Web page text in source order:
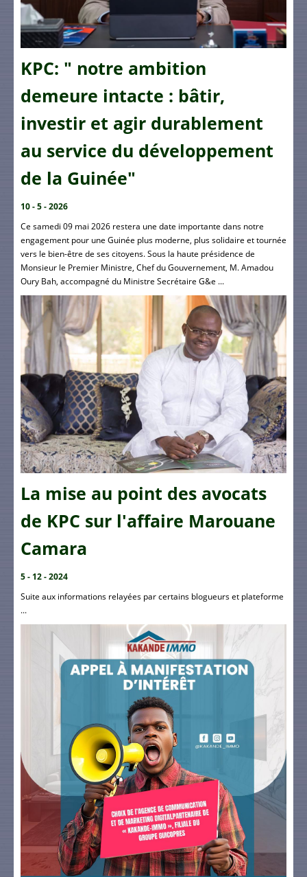
KPC: " notre ambition
demeure intacte : bâtir,
investir et agir durablement
au service du développement
de la Guinée"
10 - 5 - 2026
Ce samedi 09 mai 2026 restera une date importante dans notre
engagement pour une Guinée plus moderne, plus solidaire et tournée
vers le bien-être de ses citoyens. Sous la haute présidence de
Monsieur le Premier Ministre, Chef du Gouvernement, M. Amadou
Oury Bah, accompagné du Ministre Secrétaire G&e ...
La mise au point des avocats
de KPC sur l'affaire Marouane
Camara
5 - 12 - 2024
Suite aux informations relayées par certains blogueurs et plateforme
...